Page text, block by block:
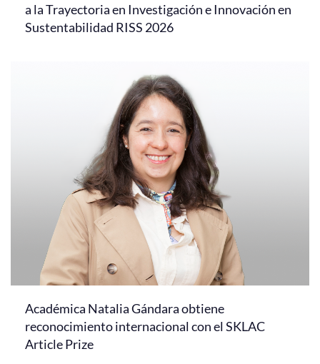
a la Trayectoria en Investigación e Innovación en
Sustentabilidad RISS 2026
Académica Natalia Gándara obtiene
reconocimiento internacional con el SKLAC
Article Prize